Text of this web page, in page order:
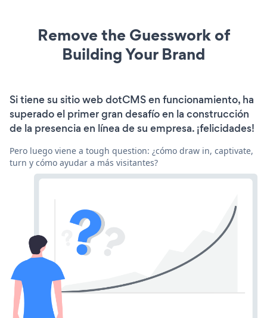
Remove the Guesswork of
Building Your Brand
Si tiene su sitio web dotCMS en funcionamiento, ha
superado el primer gran desafío en la construcción
de la presencia en línea de su empresa. ¡felicidades!
Pero luego viene a tough question: ¿cómo draw in, captivate,
turn y cómo ayudar a más visitantes?